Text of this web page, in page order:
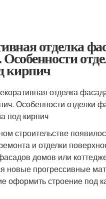
отделка
кирпич
строительстве
и отделки
домов или
новые прогрессивные
оформить строение под